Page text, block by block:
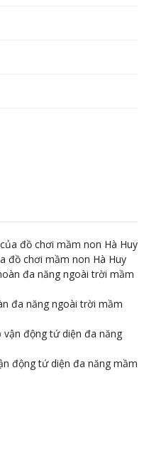
đồ chơi mầm non Hà Huy
đa năng ngoài trời mầm
động tứ diện đa năng mầm